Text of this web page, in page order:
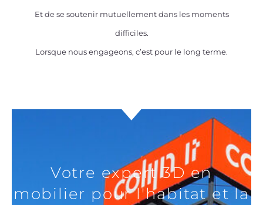
Et de se soutenir mutuellement dans les moments
difficiles.
Lorsque nous engageons, c’est pour le long terme.
Votre expert 3D en
mobilier pour l'habitat et la